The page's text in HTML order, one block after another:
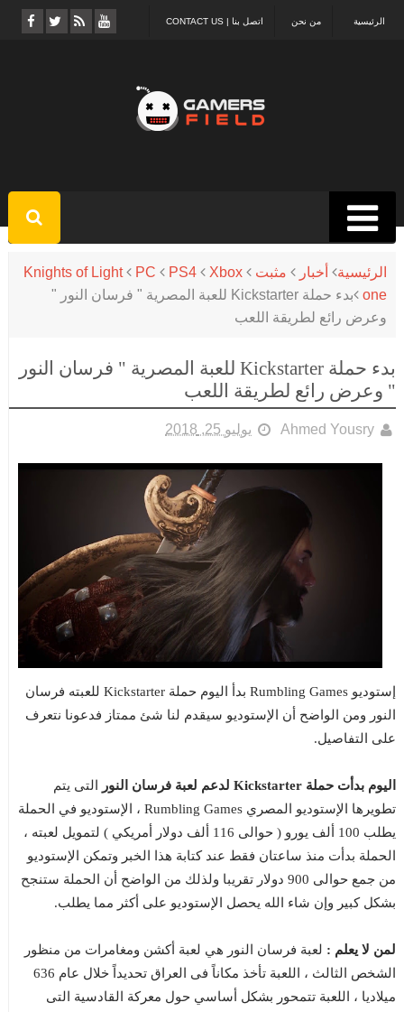
اتصل بنا | CONTACT US من نحن الرئيسية
الرئيسية أخبار مثبت Knights of Light PC PS4
Xbox
one
بدء حملة Kickstarter للعبة المصرية " فرسان النور "
وعرض رائع لطريقة اللعب
بدء حملة Kickstarter للعبة المصرية " فرسان النور
" وعرض رائع لطريقة اللعب
Ahmed Yousry يوليو 25, 2018
إستوديو Rumbling Games بدأ اليوم حملة Kickstarter للعبته فرسان
النور ومن الواضح أن الإستوديو سيقدم لنا شئ ممتاز فدعونا نتعرف
على التفاصيل.
اليوم بدأت حملة Kickstarter لدعم لعبة فرسان النور
التى يتم
تطويرها الإستوديو المصري Rumbling Games ، الإستوديو في الحملة
يطلب 100 ألف يورو ( حوالى 116 ألف دولار أمريكي ) لتمويل لعبته ،
الحملة بدأت منذ ساعتان فقط عند كتابة هذا الخبر وتمكن الإستوديو
من جمع حوالى 900 دولار تقريبا ولذلك من الواضح أن الحملة ستنجح
بشكل كبير وإن شاء الله يحصل الإستوديو على أكثر مما يطلب.
لمن لا يعلم : لعبة فرسان النور هي لعبة أكشن ومغامرات من منظور
الشخص الثالث ، اللعبة تأخذ مكاناً فى العراق تحديداً خلال عام 636
ميلاديا ، اللعبة تتمحور بشكل أساسي حول معركة القادسية التى